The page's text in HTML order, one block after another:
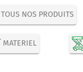
TOUS NOS PRODUITS
MATERIEL